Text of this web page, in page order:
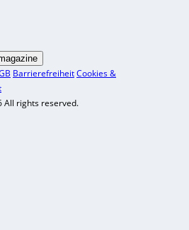
BarrierefreiheitCookies &
All rights reserved.